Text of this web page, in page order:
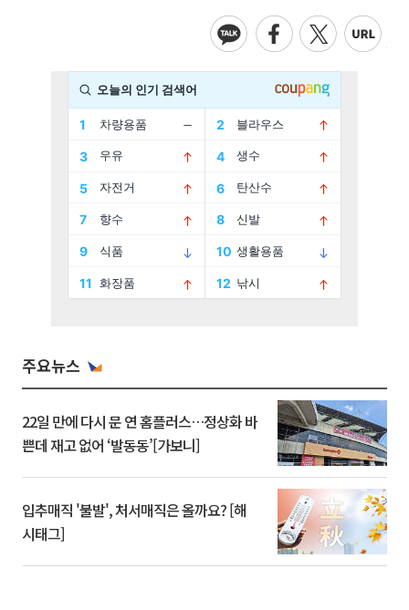
주요뉴스
22일 만에 다시 문 연 홈플러스…정상화 바
쁜데 재고 없어 ‘발동동’[가보니]
입추매직 '불발', 처서매직은 올까요? [해
시태그]